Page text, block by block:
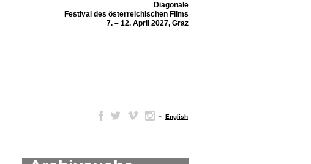
Diagonale
Festival des österreichischen Films
7. – 12. April 2027, Graz
– English